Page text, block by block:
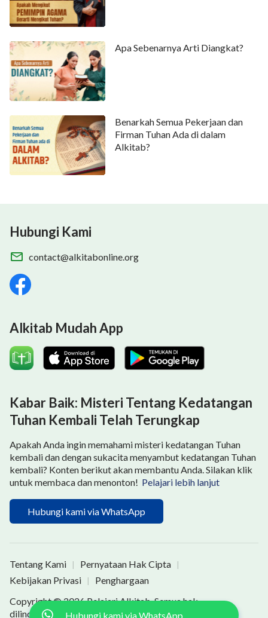
Apa Sebenarnya Arti Diangkat?
Benarkah Semua Pekerjaan dan
Firman Tuhan Ada di dalam
Alkitab?
Hubungi Kami
contact@alkitabonline.org
Alkitab Mudah App
Kabar Baik: Misteri Tentang Kedatangan
Tuhan Kembali Telah Terungkap
Apakah Anda ingin memahami misteri kedatangan Tuhan
kembali dan dengan sukacita menyambut kedatangan Tuhan
kembali? Konten berikut akan membantu Anda. Silakan klik
untuk membaca dan menonton! Pelajari lebih lanjut
Hubungi kami via WhatsApp
Tentang Kami | Pernyataan Hak Cipta |
Kebijakan Privasi |
Penghargaan
Copyright © 2026Pelajari Alkitab. Semua hak
dilindungi undang-undang.Hubungi kami via WhatsApp